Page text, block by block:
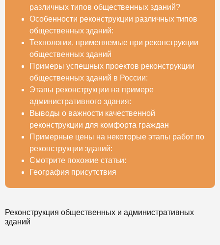
различных типов общественных зданий?
Особенности реконструкции различных типов
общественных зданий:
Технологии, применяемые при реконструкции
общественных зданий
Примеры успешных проектов реконструкции
общественных зданий в России:
Этапы реконструкции на примере
административного здания:
Выводы о важности качественной
реконструкции для комфорта граждан
Примерные цены на некоторые этапы работ по
реконструкции зданий:
Смотрите похожие статьи:
География присутствия
Реконструкция общественных и административных
зданий